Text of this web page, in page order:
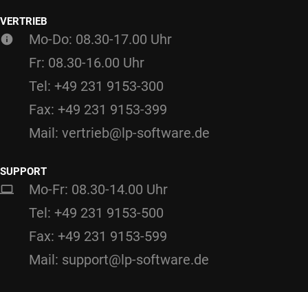
VERTRIEB
Mo-Do: 08.30-17.00 Uhr
Fr: 08.30-16.00 Uhr
Tel: +49 231 9153-300
Fax: +49 231 9153-399
Mail: vertrieb@lp-software.de
SUPPORT
Mo-Fr: 08.30-14.00 Uhr
Tel: +49 231 9153-500
Fax: +49 231 9153-599
Mail: support@lp-software.de